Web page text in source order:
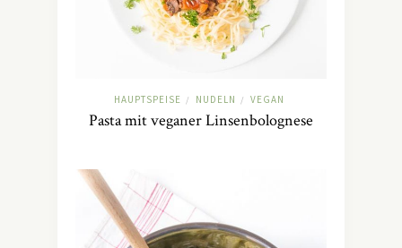
HAUPTSPEISE / NUDELN / VEGAN
Pasta mit veganer Linsenbolognese